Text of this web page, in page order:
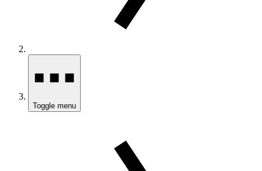
Toggle menu